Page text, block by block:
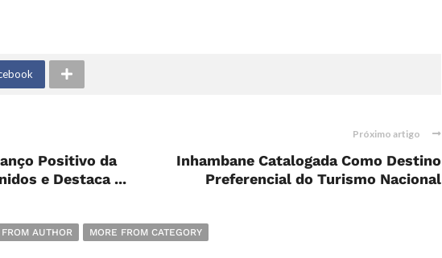
Positivo da
e Destaca ...
Próximo artigo
Inhambane Catalogada Como Destino
Preferencial do Turismo Nacional
AUTHOR MORE FROM CATEGORY